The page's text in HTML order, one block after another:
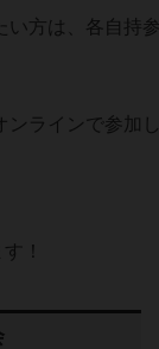
方は、各自持
ラインで参加
！